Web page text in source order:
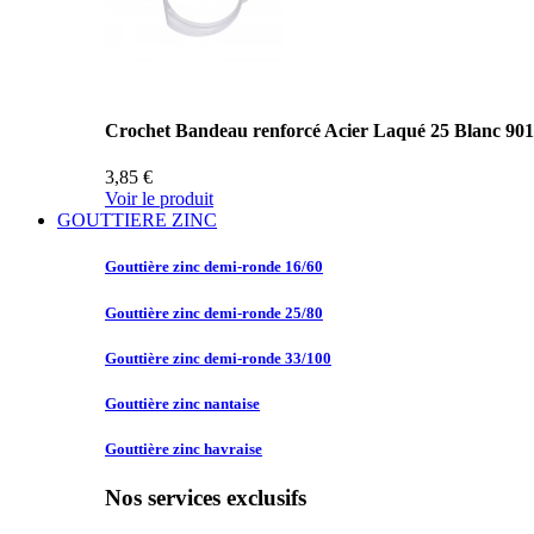
Crochet Bandeau renforcé Acier Laqué 25 Blanc
3,85 €
Voir le produit
GOUTTIERE ZINC
Gouttière zinc demi-ronde 16/60
Gouttière zinc demi-ronde 25/80
Gouttière zinc demi-ronde 33/100
Gouttière zinc nantaise
Gouttière zinc havraise
Nos services exclusifs